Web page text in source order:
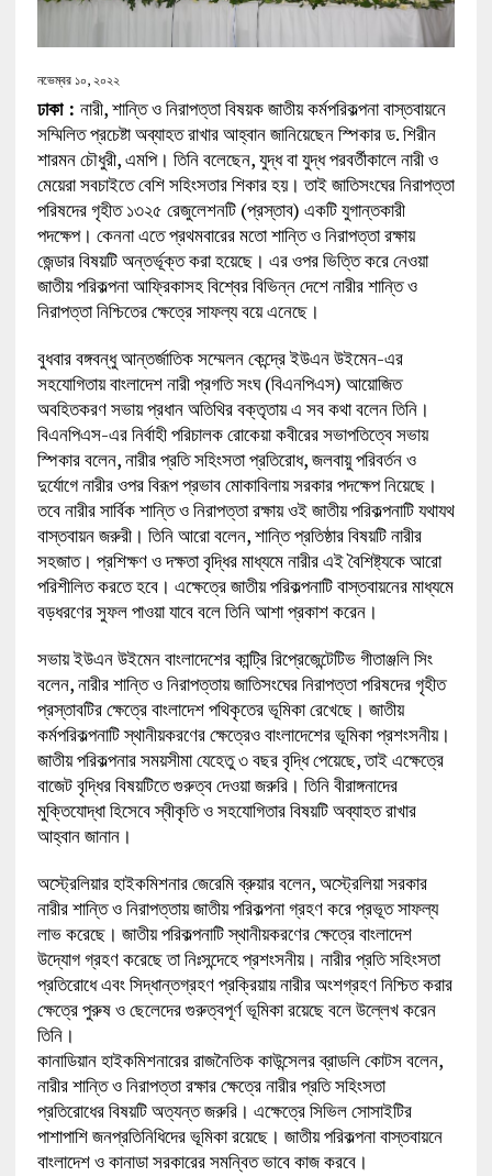
নভেম্বর ১০, ২০২২
ঢাকা : নারী, শান্তি ও নিরাপত্তা বিষয়ক জাতীয় কর্মপরিকল্পনা বাস্তবায়নে
সম্মিলিত প্রচেষ্টা অব্যাহত রাখার আহ্বান জানিয়েছেন স্পিকার ড. শিরীন
শারমন চৌধুরী, এমপি। তিনি বলেছেন, যুদ্ধ বা যুদ্ধ পরবর্তীকালে নারী ও
মেয়েরা সবচাইতে বেশি সহিংসতার শিকার হয়। তাই জাতিসংঘের নিরাপত্তা
পরিষদের গৃহীত ১৩২৫ রেজুলেশনটি (প্রস্তাব) একটি যুগান্তকারী
পদক্ষেপ। কেননা এতে প্রথমবারের মতো শান্তি ও নিরাপত্তা রক্ষায়
জেন্ডার বিষয়টি অন্তর্ভূক্ত করা হয়েছে। এর ওপর ভিত্তি করে নেওয়া
জাতীয় পরিকল্পনা আফ্রিকাসহ বিশ্বের বিভিন্ন দেশে নারীর শান্তি ও
নিরাপত্তা নিশ্চিতের ক্ষেত্রে সাফল্য বয়ে এনেছে।
বুধবার বঙ্গবন্ধু আন্তর্জাতিক সম্মেলন কেন্দ্রে ইউএন উইমেন-এর
সহযোগিতায় বাংলাদেশ নারী প্রগতি সংঘ (বিএনপিএস) আয়োজিত
অবহিতকরণ সভায় প্রধান অতিথির বক্তৃতায় এ সব কথা বলেন তিনি।
বিএনপিএস-এর নির্বাহী পরিচালক রোকেয়া কবীরের সভাপতিত্বে সভায়
স্পিকার বলেন, নারীর প্রতি সহিংসতা প্রতিরোধ, জলবায়ু পরিবর্তন ও
দুর্যোগে নারীর ওপর বিরূপ প্রভাব মোকাবিলায় সরকার পদক্ষেপ নিয়েছে।
তবে নারীর সার্বিক শান্তি ও নিরাপত্তা রক্ষায় ওই জাতীয় পরিকল্পনাটি যথাযথ
বাস্তবায়ন জরুরী। তিনি আরো বলেন, শান্তি প্রতিষ্ঠার বিষয়টি নারীর
সহজাত। প্রশিক্ষণ ও দক্ষতা বৃদ্ধির মাধ্যমে নারীর এই বৈশিষ্ট্যকে আরো
পরিশীলিত করতে হবে। এক্ষেত্রে জাতীয় পরিকল্পনাটি বাস্তবায়নের মাধ্যমে
বড়ধরণের সুফল পাওয়া যাবে বলে তিনি আশা প্রকাশ করেন।
সভায় ইউএন উইমেন বাংলাদেশের কান্ট্রি রিপ্রেজেন্টেটিভ গীতাঞ্জলি সিং
বলেন, নারীর শান্তি ও নিরাপত্তায় জাতিসংঘের নিরাপত্তা পরিষদের গৃহীত
প্রস্তাবটির ক্ষেত্রে বাংলাদেশ পথিকৃতের ভূমিকা রেখেছে। জাতীয়
কর্মপরিকল্পনাটি স্থানীয়করণের ক্ষেত্রেও বাংলাদেশের ভূমিকা প্রশংসনীয়।
জাতীয় পরিকল্পনার সময়সীমা যেহেতু ৩ বছর বৃদ্ধি পেয়েছে, তাই এক্ষেত্রে
বাজেট বৃদ্ধির বিষয়টিতে গুরুত্ব দেওয়া জরুরি। তিনি বীরাঙ্গনাদের
মুক্তিযোদ্ধা হিসেবে স্বীকৃতি ও সহযোগিতার বিষয়টি অব্যাহত রাখার
আহ্বান জানান।
অস্ট্রেলিয়ার হাইকমিশনার জেরেমি ব্রুয়ার বলেন, অস্ট্রেলিয়া সরকার
নারীর শান্তি ও নিরাপত্তায় জাতীয় পরিকল্পনা গ্রহণ করে প্রভূত সাফল্য
লাভ করেছে। জাতীয় পরিকল্পনাটি স্থানীয়করণের ক্ষেত্রে বাংলাদেশ
উদ্যোগ গ্রহণ করেছে তা নিঃসন্দেহে প্রশংসনীয়। নারীর প্রতি সহিংসতা
প্রতিরোধে এবং সিদ্ধান্তগ্রহণ প্রক্রিয়ায় নারীর অংশগ্রহণ নিশ্চিত করার
ক্ষেত্রে পুরুষ ও ছেলেদের গুরুত্বপূর্ণ ভূমিকা রয়েছে বলে উল্লেখ করেন
তিনি।
কানাডিয়ান হাইকমিশনারের রাজনৈতিক কাউন্সেলর ব্রাডলি কোটস বলেন,
নারীর শান্তি ও নিরাপত্তা রক্ষার ক্ষেত্রে নারীর প্রতি সহিংসতা
প্রতিরোধের বিষয়টি অত্যন্ত জরুরি। এক্ষেত্রে সিভিল সোসাইটির
পাশাপাশি জনপ্রতিনিধিদের ভূমিকা রয়েছে। জাতীয় পরিকল্পনা বাস্তবায়নে
বাংলাদেশ ও কানাডা সরকারের সমন্বিত ভাবে কাজ করবে।